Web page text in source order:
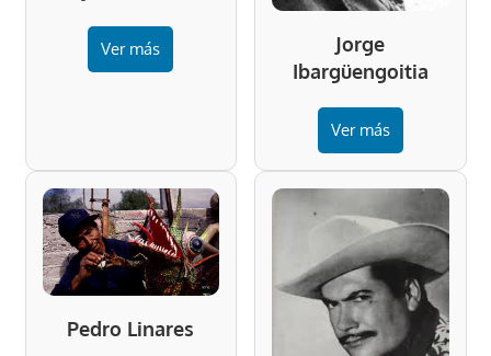
Ver más
Jorge
Ibargüengoitia
Ver más
Pedro Linares